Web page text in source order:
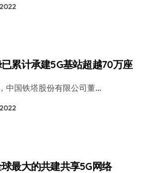
累计承建5G基站超越70万座
，中国铁塔股份有限公司董…
最大的共建共享5G网络